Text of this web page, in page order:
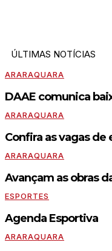
ÚLTIMAS NOTÍCIAS
ARARAQUARA
DAAE comunica
ARARAQUARA
Confira as vagas
ARARAQUARA
Avançam as obras
ESPORTES
Agenda Esportiva
ARARAQUARA